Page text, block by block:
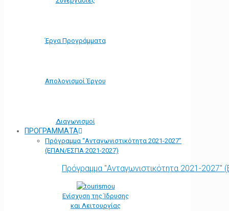
Έργα Προγράμματα
Απολογισμοί Έργου
Διαγωνισμοί
ΠΡΟΓΡΑΜΜΑΤΑ
Πρόγραμμα “Ανταγωνιστικότητα 2021-2027”
(ΕΠΑΝ/ΕΣΠΑ 2021-2027)
Πρόγραμμα "Ανταγωνιστικότητα 2021-
Ενίσχυση της Ίδρυσης
και Λειτουργίας